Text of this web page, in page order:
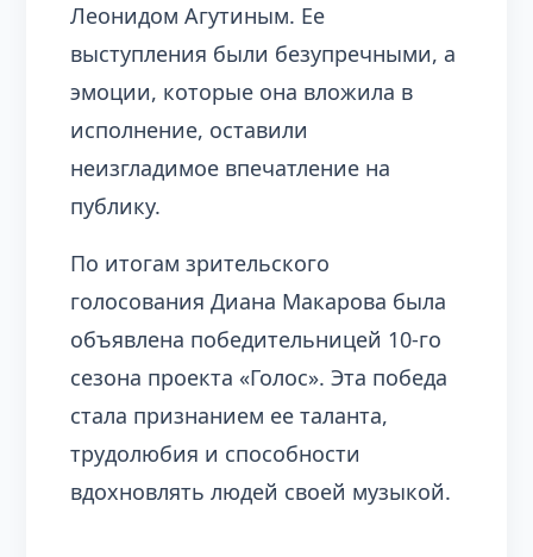
Леонидом Агутиным. Ее
выступления были безупречными, а
эмоции, которые она вложила в
исполнение, оставили
неизгладимое впечатление на
публику.
По итогам зрительского
голосования Диана Макарова была
объявлена победительницей 10-го
сезона проекта «Голос». Эта победа
стала признанием ее таланта,
трудолюбия и способности
вдохновлять людей своей музыкой.